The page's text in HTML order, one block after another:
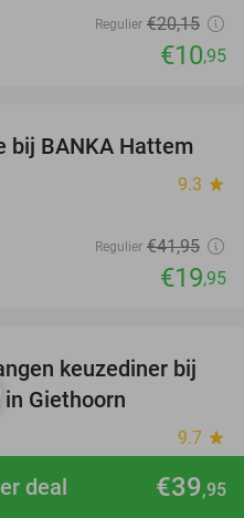
€39,95
deal
Regulier €20,15
€10,95
52%
bij BANKA Hattem
9.3 star
Regulier €41,95
€19,95
41%
keuzediner bij
Giethoorn
9.7 star
€55,50